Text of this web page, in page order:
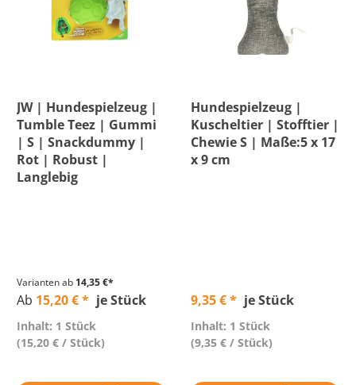
Inhalt
Material
Maße
Variantentoption
Preis
JW | Hundespielzeug |
Tumble Teez | Gummi
| S | Snackdummy |
Rot | Robust |
Langlebig
Varianten ab 14,35 €*
Ab 15,20 € * je Stück
Inhalt: 1 Stück
(15,20 € / Stück)
Hundespielzeug |
Kuscheltier | Stofftier |
Chewie S | Maße:5 x 17
x 9 cm
9,35 € * je Stück
Inhalt: 1 Stück
(9,35 € / Stück)